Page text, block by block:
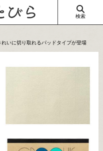
検索
いに切り取れるパッドタイプが登場